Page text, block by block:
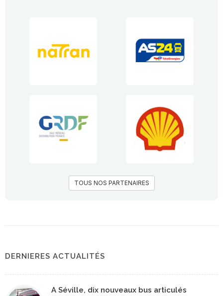
TOUS NOS PARTENAIRES
DERNIERES ACTUALITÉS
A Séville, dix nouveaux bus articulés